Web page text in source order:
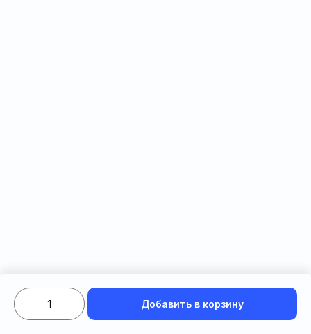
Добавить в корзину